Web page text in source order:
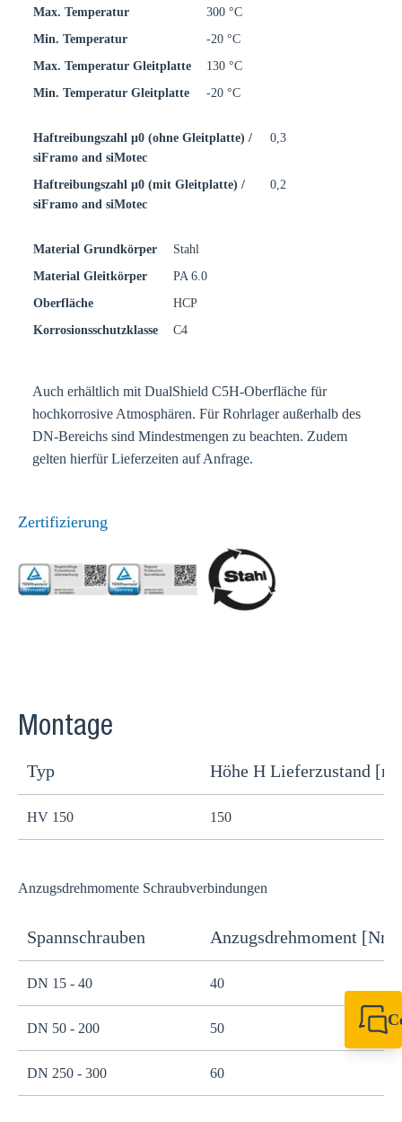
Max. Temperatur
300 °C
Min. Temperatur
-20 °C
Max. Temperatur Gleitplatte
130 °C
Min. Temperatur Gleitplatte
-20 °C
Haftreibungszahl μ0 (ohne Gleitplatte) /
siFramo and siMotec
0,3
Haftreibungszahl μ0 (mit Gleitplatte) /
siFramo and siMotec
0,2
Material Grundkörper
Stahl
Material Gleitkörper
PA 6.0
Oberfläche
HCP
Korrosionsschutzklasse
C4
Auch erhältlich mit DualShield C5H-Oberfläche für
hochkorrosive Atmosphären. Für Rohrlager außerhalb des
DN-Bereichs sind Mindestmengen zu beachten. Zudem
gelten hierfür Lieferzeiten auf Anfrage.
Zertifizierung
Montage
Typ Höhe H Lieferzustand
HV 150 150
Anzugsdrehmomente Schraubverbindungen
Spannschrauben Anzugsdrehmoment [Nm]
DN 15 - 40 40
DN 50 - 200 50
DN 250 - 300 60